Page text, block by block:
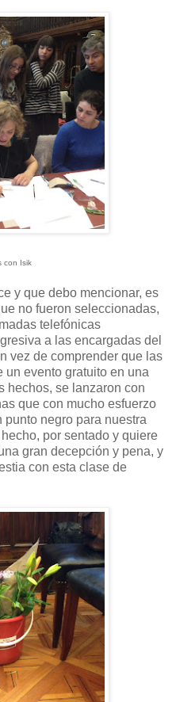
con Isik
y que debo mencionar, es
no fueron seleccionadas,
telefónicas
a las encargadas del
vez de comprender que las
evento gratuito en una
hechos, se lanzaron con
que con mucho esfuerzo
negro para nuestra
por sentado y quiere
gran decepción y pena, y
con esta clase de